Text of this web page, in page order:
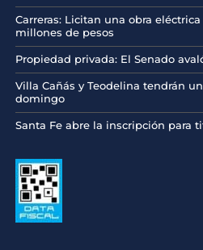
Carreras: Licitan una obra
millones de pesos
Propiedad privada: El Senado
Villa Cañás y Teodelina tendrán
domingo
Santa Fe abre la inscripción para